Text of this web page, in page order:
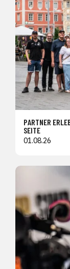
PARTNER
SEITE
01.08.26